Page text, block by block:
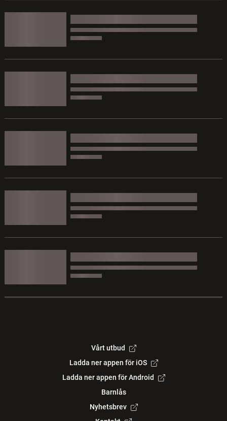
Vårt utbud
Ladda ner appen för iOS
Ladda ner appen för Android
Barnlås
Nyhetsbrev